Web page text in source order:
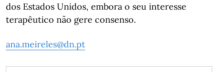
dos Estados Unidos, embora o seu interesse
terapêutico não gere consenso.
ana.meireles@dn.pt